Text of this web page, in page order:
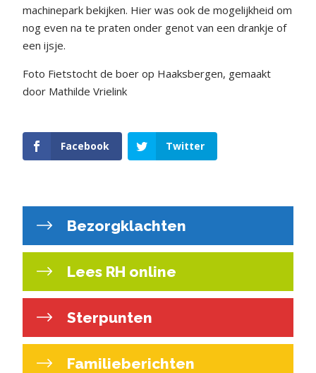
machinepark bekijken. Hier was ook de mogelijkheid om
nog even na te praten onder genot van een drankje of
een ijsje.
Foto Fietstocht de boer op Haaksbergen, gemaakt
door Mathilde Vrielink
Facebook Twitter
Bezorgklachten
Lees RH online
Sterpunten
Familieberichten